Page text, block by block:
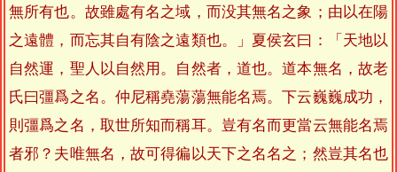
無所有也。故雖處有名之域，而没其無名之象；由以在陽
之遠體，而忘其自有陰之遠類也。」夏侯玄曰：「天地以
自然運，聖人以自然用。自然者，道也。道本無名，故老
氏曰彊爲之名。仲尼稱堯蕩蕩無能名焉。下云巍巍成功，
則彊爲之名，取世所知而稱耳。豈有名而更當云無能名焉
者邪？夫唯無名，故可得徧以天下之名名之；然豈其名也